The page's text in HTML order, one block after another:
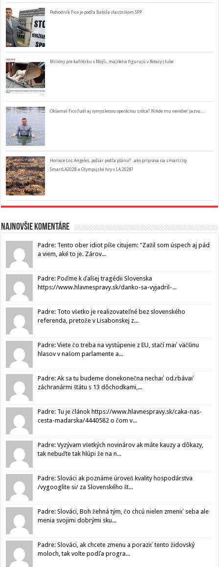
Podvodník Fico je podľa Babiša vlastníkom SPP
Milióny pre kafilérku v Mojši, majitelia figurujú v Rotary clube
Oklamal Fico ľudí aj vymyslenou operáciou srdca? Nikde mu nevidieť jazvu…
Horiace Los Angeles, požiar podľa plánu? ..ako príprava na smart city
SmartLA2028 a Olympijské hry v LA 2028?
Najnovšie komentáre
Padre: Tento ober idiot píše citujem: "Zažil som úspech aj pád
a viem, aké to je. Zárov...
Padre: Poďme k ďalšej tragédii Slovenska
https://www.hlavnespravy.sk/danko-sa-vyjadril-...
Padre: Toto všetko je realizovateľné bez slovenského
referenda, pretože v Lisabonskej z...
Padre: Viete čo treba na vystúpenie z EU, stačí mať väčšinu
hlasov v našom parlamente a...
Padre: Ak sa tu budeme donekonečna nechať od.rbávať
záchranármi štátu s 13 dôchodkami,...
Padre: Tu je článok https://www.hlavnespravy.sk/caka-nas-
cesta-madarska/4440582 o čom v...
Padre: Vyzývam všetkých novinárov ak máte kauzy a dôkazy,
tak nebuďte tak hlúpi že na n...
Padre: Slováci ak poznáme úroveň kvality hospodárstva
/vygooglite si/ za Slovenského št...
Padre: Slováci, Boh žehná tým, čo chcú nielen zmeniť seba ale
menia svojimi dobrými sku...
Padre: Slováci, ak chcete zmenu a poraziť tento židovský
moloch, tak volte podľa progra...